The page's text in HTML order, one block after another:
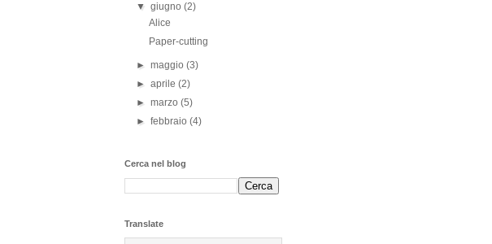
▼giugno(2)
Alice
Paper-cutting
►maggio(3)
►aprile(2)
►marzo(5)
►febbraio(4)
Cerca nel blog
Translate